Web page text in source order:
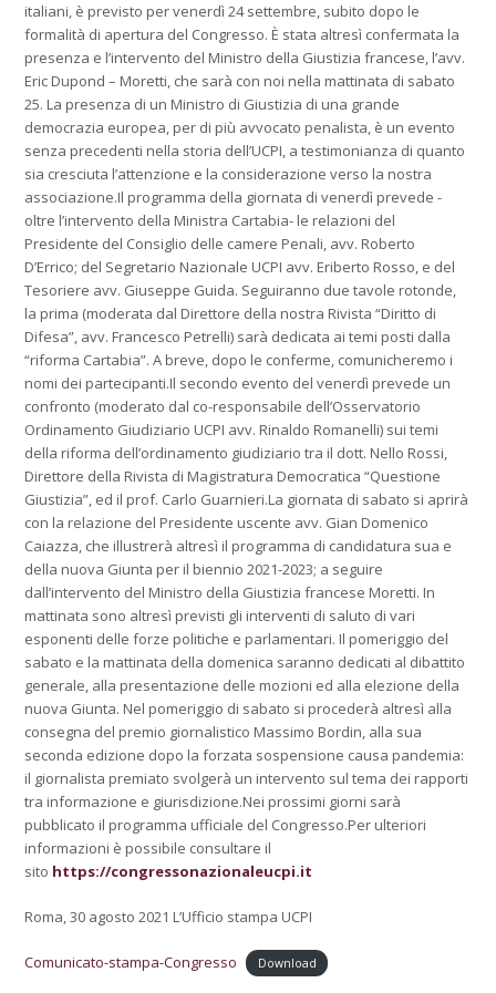
italiani, è previsto per venerdì 24 settembre, subito dopo le
formalità di apertura del Congresso. È stata altresì confermata la
presenza e l’intervento del Ministro della Giustizia francese, l’avv.
Eric Dupond – Moretti, che sarà con noi nella mattinata di sabato
25. La presenza di un Ministro di Giustizia di una grande
democrazia europea, per di più avvocato penalista, è un evento
senza precedenti nella storia dell’UCPI, a testimonianza di quanto
sia cresciuta l’attenzione e la considerazione verso la nostra
associazione.Il programma della giornata di venerdì prevede -
oltre l’intervento della Ministra Cartabia- le relazioni del
Presidente del Consiglio delle camere Penali, avv. Roberto
D’Errico; del Segretario Nazionale UCPI avv. Eriberto Rosso, e del
Tesoriere avv. Giuseppe Guida. Seguiranno due tavole rotonde,
la prima (moderata dal Direttore della nostra Rivista “Diritto di
Difesa”, avv. Francesco Petrelli) sarà dedicata ai temi posti dalla
“riforma Cartabia”. A breve, dopo le conferme, comunicheremo i
nomi dei partecipanti.Il secondo evento del venerdì prevede un
confronto (moderato dal co-responsabile dell’Osservatorio
Ordinamento Giudiziario UCPI avv. Rinaldo Romanelli) sui temi
della riforma dell’ordinamento giudiziario tra il dott. Nello Rossi,
Direttore della Rivista di Magistratura Democratica “Questione
Giustizia”, ed il prof. Carlo Guarnieri.La giornata di sabato si aprirà
con la relazione del Presidente uscente avv. Gian Domenico
Caiazza, che illustrerà altresì il programma di candidatura sua e
della nuova Giunta per il biennio 2021-2023; a seguire
dall’intervento del Ministro della Giustizia francese Moretti. In
mattinata sono altresì previsti gli interventi di saluto di vari
esponenti delle forze politiche e parlamentari. Il pomeriggio del
sabato e la mattinata della domenica saranno dedicati al dibattito
generale, alla presentazione delle mozioni ed alla elezione della
nuova Giunta. Nel pomeriggio di sabato si procederà altresì alla
consegna del premio giornalistico Massimo Bordin, alla sua
seconda edizione dopo la forzata sospensione causa pandemia:
il giornalista premiato svolgerà un intervento sul tema dei rapporti
tra informazione e giurisdizione.Nei prossimi giorni sarà
pubblicato il programma ufficiale del Congresso.Per ulteriori
informazioni è possibile consultare il
sito https://congressonazionaleucpi.it
Roma, 30 agosto 2021 L’Ufficio stampa UCPI
Comunicato-stampa-Congresso Download